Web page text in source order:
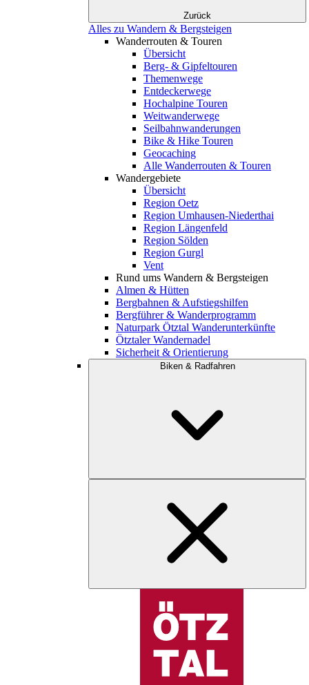
Zurück
Alles zu Wandern & Bergsteigen
Wanderrouten & Touren
Übersicht
Berg- & Gipfeltouren
Themenwege
Entdeckerwege
Hochalpine Touren
Weitwanderwege
Seilbahnwanderungen
Bike & Hike Touren
Geocaching
Alle Wanderrouten & Touren
Wandergebiete
Übersicht
Region Oetz
Region Umhausen-Niederthai
Region Längenfeld
Region Sölden
Region Gurgl
Vent
Rund ums Wandern & Bergsteigen
Almen & Hütten
Bergbahnen & Aufstiegshilfen
Bergführer & Wanderprogramm
Naturpark Ötztal Wanderunterkünfte
Ötztaler Wandernadel
Sicherheit & Orientierung
Biken & Radfahren